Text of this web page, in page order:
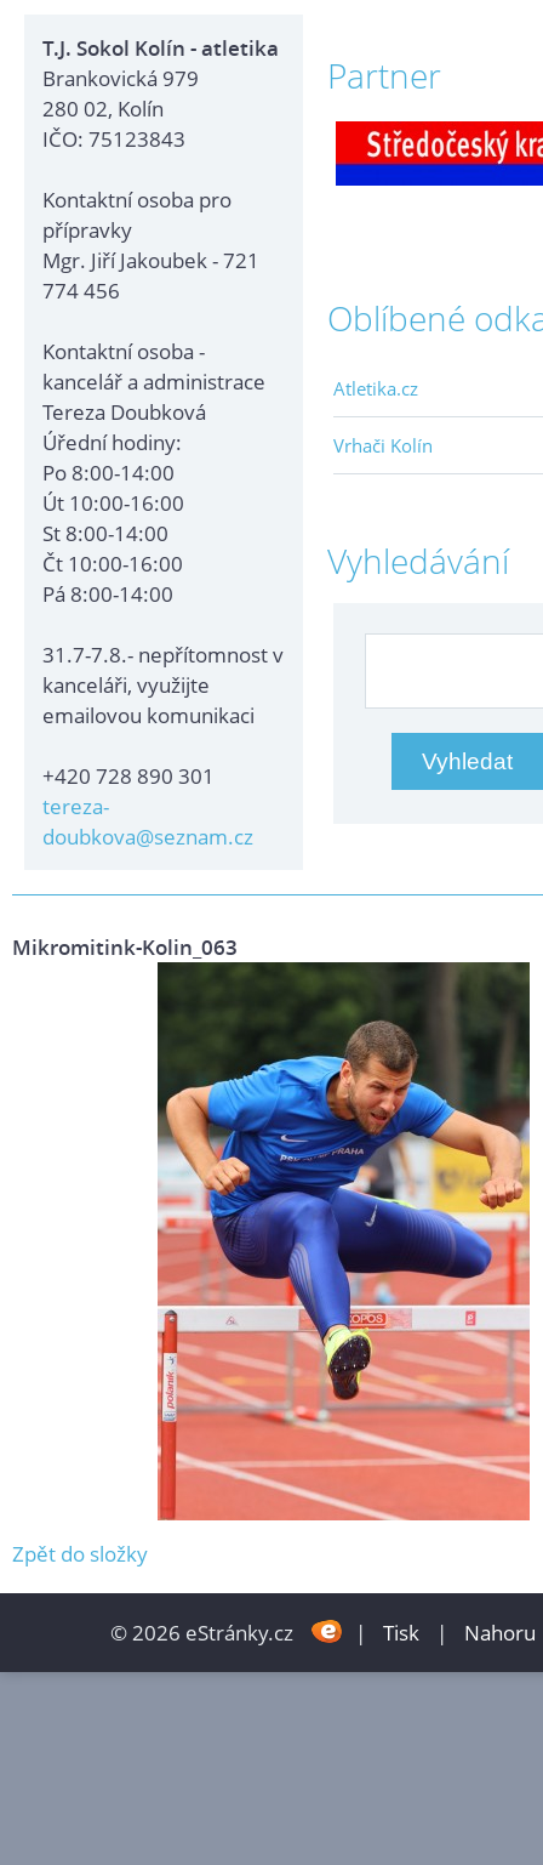
T.J. Sokol Kolín - atletika
Brankovická 979
280 02, Kolín
IČO: 75123843
Kontaktní osoba pro
přípravky
Mgr. Jiří Jakoubek - 721
774 456
Kontaktní osoba -
kancelář a administrace
Tereza Doubková
Úřední hodiny:
Po 8:00-14:00
Út 10:00-16:00
St 8:00-14:00
Čt 10:00-16:00
Pá 8:00-14:00
31.7-7.8.- nepřítomnost v
kanceláři, využijte
emailovou komunikaci
+420 728 890 301
tereza-
doubkova@seznam.cz
Partner
Oblíbené
Atletika.cz
Vrhači Kolín
Vyhledávání
Mikromitink-Kolin_063
Zpět do složky
© 2026 eStránky.cz | Tisk | Nahoru